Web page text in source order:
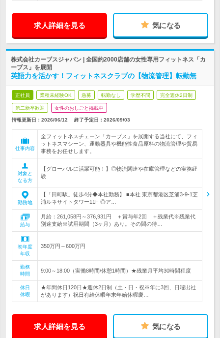
求人詳細を見る 気になる
株式会社カーブスジャパン | 全国約2000店舗の女性専用フィットネス「カ
ーブス」を展開
英語力を活かす！フィットネスクラブの【物流管理】転勤無
正社員 業種未経験OK 急募 転勤なし 学歴不問 完全週休2日制
第二新卒歓迎 女性のおしごと掲載中
情報更新日：2026/06/12 終了予定日： 2026/09/03
仕事内容
全フィットネスチェーン「カーブス」を展開する当社にて、フィ
ットネスマシーン、運動器具や機能性食品原料の物流管理や貿易
事務をお任せします。
対象と
なる方
【グローバルに活躍可能！】◎物流関連や在庫管理などの実務経
験
勤務地
【「田町駅」徒歩4分◆本社勤務】 ■本社 東京都港区芝浦3-9-1芝
浦ルネサイトタワー11F ◎ア…
給与
月給：261,058円～376,931円 ＋賞与年2回 ＋残業代※残業代
別途支給※試用期間（3ヶ月）あり。その間の待…
初年度
年収
350万円～600万円
勤務
時間
9:00～18:00（実働8時間/休憩1時間）★残業月平均30時間程度
休日
休暇
★年間休日120日★週休2日制（土・日・祝※年に3回、日曜出社
があります）祝日有給休暇年末年始休暇慶…
求人詳細を見る 気になる